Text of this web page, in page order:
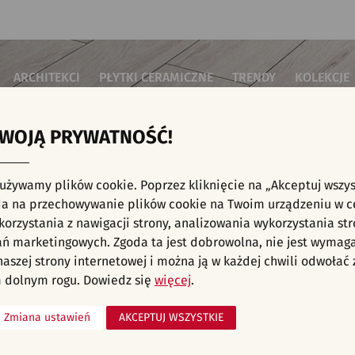
ARCHITEKCI PŁYTKI CERAMICZNE TRENDY KOLEKCJE
do sypialni
łazienkowe
na schody
na taras
komercyjne
Płytki ścienne
Płytki cegiełki
Płytki drewnopodobne
Płytki heksagonalne
Płytki jodełka
Płytki kamienne
Płytki kolorowe
Płytki
Płytki we
KAFELKI - ŁAZIENKA, PŁYTKI
PRYWATNOŚĆ!
plików cookie. Poprzez kliknięcie na „Akceptuj
na przechowywanie plików cookie na Twoim urządzeniu w
z nawigacji strony, analizowania wykorzystania
marketingowych. Zgoda ta jest dobrowolna, nie jest
strony internetowej i można ją w każdej chwili odwołać
dolnym rogu. Dowiedz się więcej.
Zmiana ustawień AKCEPTUJ WSZYSTKIE